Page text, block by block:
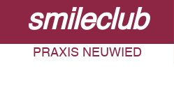
SKIP TO MAIN CONTENT
smileclub
PRAXIS NEUWIED